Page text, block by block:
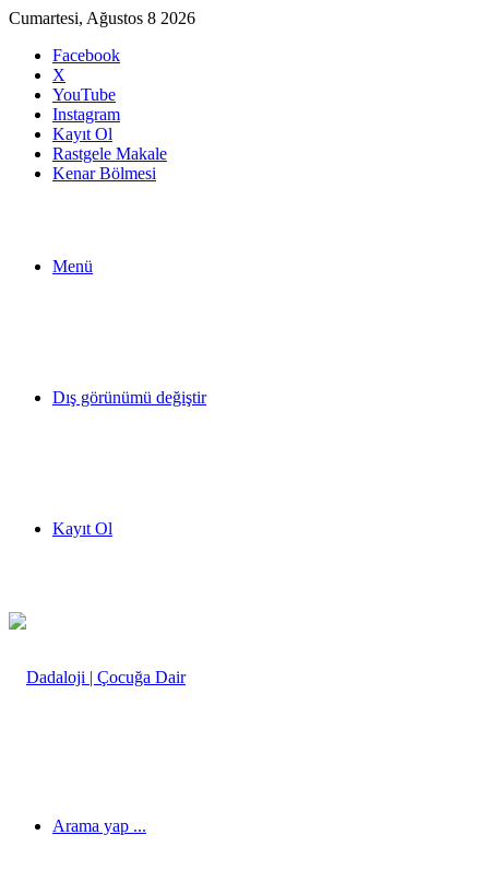
Cumartesi, Ağustos 8 2026
Facebook
X
YouTube
Instagram
Kayıt Ol
Rastgele Makale
Kenar Bölmesi
Menü
Dış görünümü değiştir
Kayıt Ol
Arama yap ...